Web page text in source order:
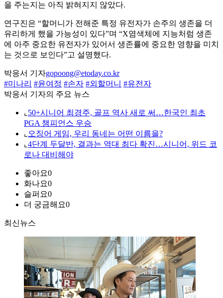
을 주는지는 아직 밝혀지지 않았다.
연구진은 “할머니가 전해준 특정 유전자가 손주의 생존을 더
유리하게 했을 가능성이 있다”며 “X염색체에 지능처럼 생존
에 아주 중요한 유전자가 있어서 생존률에 중요한 영향을 미치
는 것으로 보인다”고 설명했다.
박응서 기자gopoong@etoday.co.kr
#미나리 #윤여정 #손자 #외할머니 #유전자
박응서 기자의 주요 뉴스
⌞ 50+시니어 최경주, 골프 역사 새로 써…한국인 최초
PGA 챔피언스 우승
⌞ 오징어 게임, 우리 동네는 어떤 이름을?
⌞ 4단계 두달반, 결과는 역대 최다 확진…시니어, 위드 코
로나 대비해야
좋아요0
화나요0
슬퍼요0
더 궁금해요0
최신뉴스